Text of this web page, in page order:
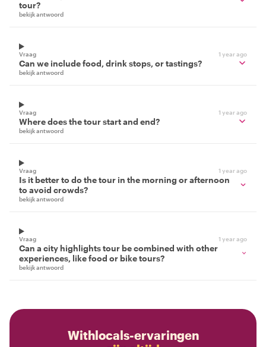
tour?
bekijk antwoord
Vraag 1 year ago
Can we include food, drink stops, or tastings?
bekijk antwoord
Vraag 1 year ago
Where does the tour start and end?
bekijk antwoord
Vraag 1 year ago
Is it better to do the tour in the morning or afternoon
to avoid crowds?
bekijk antwoord
Vraag 1 year ago
Can a city highlights tour be combined with other
experiences, like food or bike tours?
bekijk antwoord
Withlocals-ervaringen